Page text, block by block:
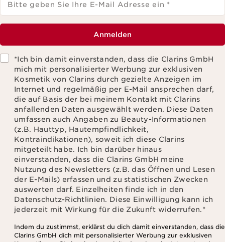
Bitte geben Sie Ihre E-Mail Adresse ein *
Anmelden
*Ich bin damit einverstanden, dass die Clarins GmbH
mich mit personalisierter Werbung zur exklusiven
Kosmetik von Clarins durch gezielte Anzeigen im
Internet und regelmäßig per E-Mail ansprechen darf,
die auf Basis der bei meinem Kontakt mit Clarins
anfallenden Daten ausgewählt werden. Diese Daten
umfassen auch Angaben zu Beauty-Informationen
(z.B. Hauttyp, Hautempfindlichkeit,
Kontraindikationen), soweit ich diese Clarins
mitgeteilt habe. Ich bin darüber hinaus
einverstanden, dass die Clarins GmbH meine
Nutzung des Newsletters (z.B. das Öffnen und Lesen
der E-Mails) erfassen und zu statistischen Zwecken
auswerten darf. Einzelheiten finde ich in den
Datenschutz-Richtlinien. Diese Einwilligung kann ich
jederzeit mit Wirkung für die Zukunft widerrufen.*
Indem du zustimmst, erklärst du dich damit einverstanden, dass die
Clarins GmbH dich mit personalisierter Werbung zur exklusiven